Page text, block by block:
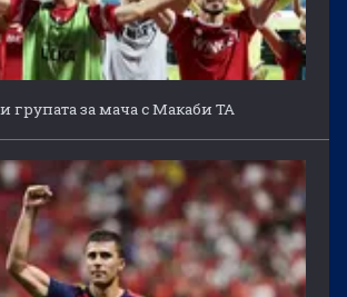
групата за мача с Макаби ТА